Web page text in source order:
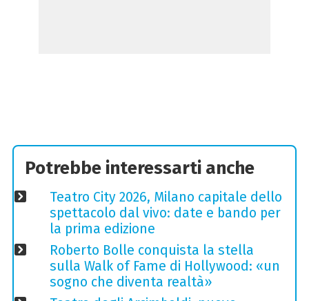
Potrebbe interessarti anche
Teatro City 2026, Milano capitale dello
spettacolo dal vivo: date e bando per
la prima edizione
Roberto Bolle conquista la stella
sulla Walk of Fame di Hollywood: «un
sogno che diventa realtà»